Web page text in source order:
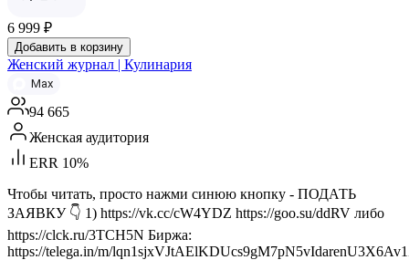
6 999 ₽
Добавить в корзину
Женский журнал | Кулинария
Max
94 665
Женская аудитория
ERR 10%
Чтобы читать, просто нажми синюю кнопку - ПОДАТЬ
ЗАЯВКУ 👇 1) https://vk.cc/cW4YDZ https://goo.su/ddRV либо
https://clck.ru/3TCH5N Биржа:
https://telega.in/m/